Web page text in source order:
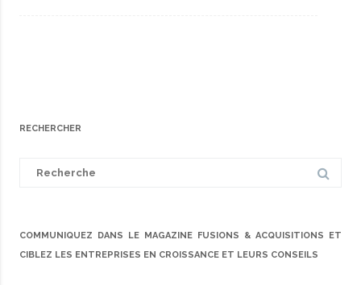
RECHERCHER
COMMUNIQUEZ DANS LE MAGAZINE FUSIONS & ACQUISITIONS ET
CIBLEZ LES ENTREPRISES EN CROISSANCE ET LEURS CONSEILS